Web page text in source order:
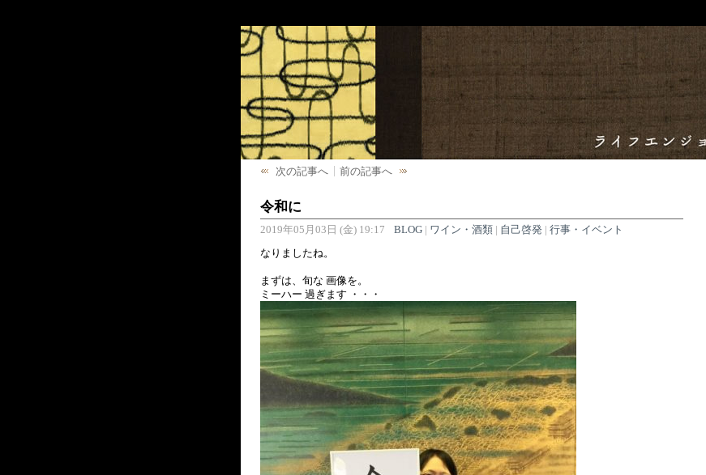
次の記事へ 前の記事へ
令和に
2019年05月03日 (金) 19:17 BLOG| ワイン・酒類| 自己啓発 | 行事・イベント
なりましたね。
まずは、旬な 画像を。
ミーハー 過ぎます ・・・